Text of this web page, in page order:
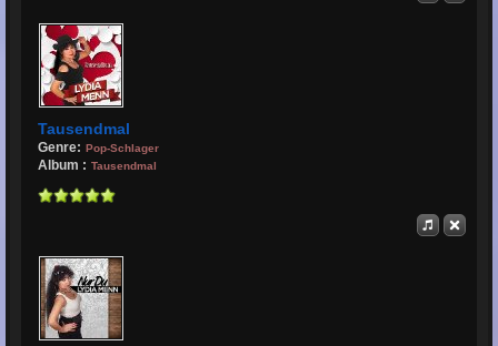
Tausendmal
Genre: Pop-Schlager
Album : Tausendmal